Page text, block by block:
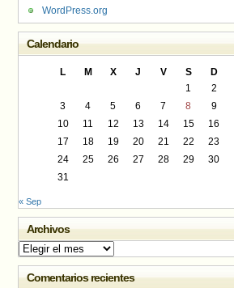
WordPress.org
Calendario
L M X J V S
D
1
2
3
4 5 6 7 8
9
10
11 12 13 14 15
16
17
18 19 20 21 22
23
24
25 26 27 28 29
30
31
« Sep
Archivos
Archivos
Comentarios recientes